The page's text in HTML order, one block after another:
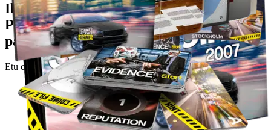
Ilmainen toimitus yli 100 €:n tilauksille
Postin pakettiautomaattiin tai
palvelupisteeseen!
Etu ei koske Suuri‑lisäpalvelulla toimitettavia tuotteita.
Tarkista myymäläsaatavuus